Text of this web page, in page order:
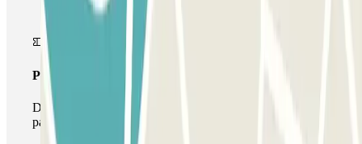
Pass unico
Durante il tuo soggiorno potrai entrare e uscire dal
parcheggio una sola volta